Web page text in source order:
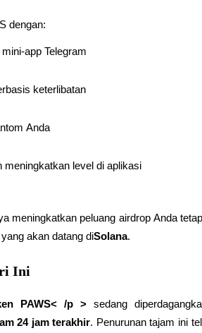
sebagai jaminannya
dengan:
app Telegram
keterlibatan
Anda
meningkatkan level di aplikasi
meningkatkan peluang airdrop Anda
akan datang diSolana.
Ini
PAWS< /p > sedang
24 jam terakhir. Penurunan tajam ini